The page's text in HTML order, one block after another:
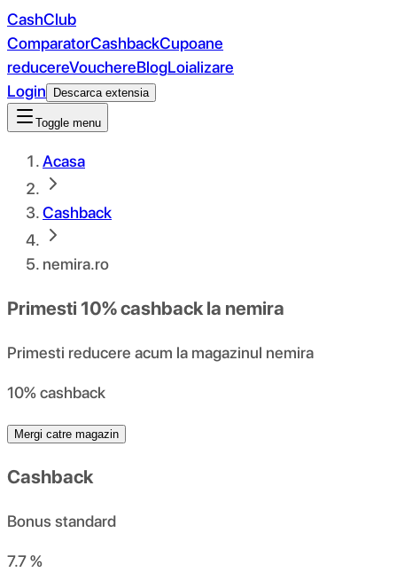
CashClub
ComparatorCashbackCupoane
reducereVouchereBlogLoializare
Login
Descarca extensia
Toggle menu
Acasa
Cashback
nemira.ro
Primesti 10%cashback la nemira
Primesti reducere acum la magazinul nemira
10% cashback
Mergi catre magazin
Cashback
Bonus standard
7.7 %